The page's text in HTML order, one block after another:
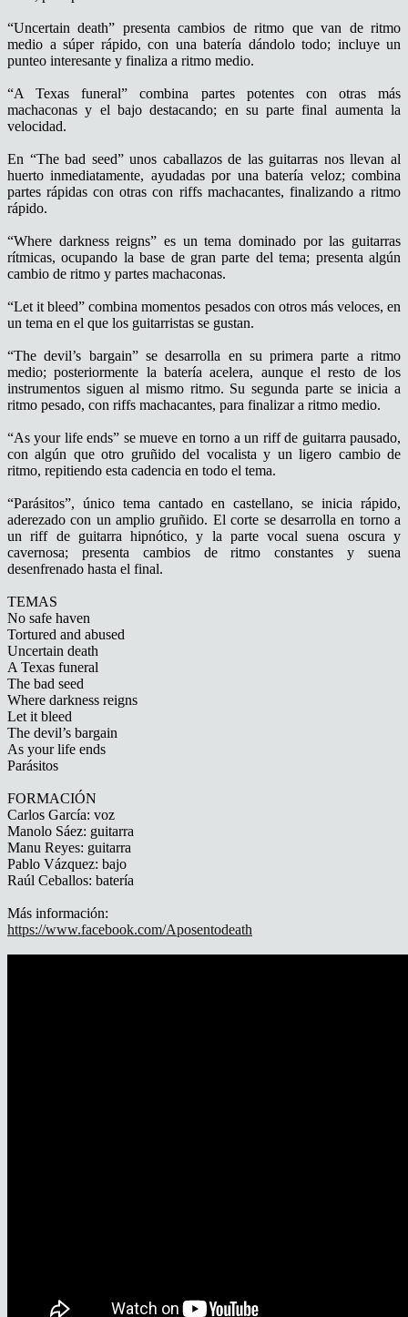
“Uncertain death” presenta cambios de ritmo que van de ritmo
medio a súper rápido, con una batería dándolo todo; incluye un
punteo interesante y finaliza a ritmo medio.
“A Texas funeral” combina partes potentes con otras más
machaconas y el bajo destacando; en su parte final aumenta la
velocidad.
En “The bad seed” unos caballazos de las guitarras nos llevan al
huerto inmediatamente, ayudadas por una batería veloz; combina
partes rápidas con otras con riffs machacantes, finalizando a ritmo
rápido.
“Where darkness reigns” es un tema dominado por las guitarras
rítmicas, ocupando la base de gran parte del tema; presenta algún
cambio de ritmo y partes machaconas.
“Let it bleed” combina momentos pesados con otros más veloces, en
un tema en el que los guitarristas se gustan.
“The devil’s bargain” se desarrolla en su primera parte a ritmo
medio; posteriormente la batería acelera, aunque el resto de los
instrumentos siguen al mismo ritmo. Su segunda parte se inicia a
ritmo pesado, con riffs machacantes, para finalizar a ritmo medio.
“As your life ends” se mueve en torno a un riff de guitarra pausado,
con algún que otro gruñido del vocalista y un ligero cambio de
ritmo, repitiendo esta cadencia en todo el tema.
“Parásitos”, único tema cantado en castellano, se inicia rápido,
aderezado con un amplio gruñido. El corte se desarrolla en torno a
un riff de guitarra hipnótico, y la parte vocal suena oscura y
cavernosa; presenta cambios de ritmo constantes y suena
desenfrenado hasta el final.
TEMAS
No safe haven
Tortured and abused
Uncertain death
A Texas funeral
The bad seed
Where darkness reigns
Let it bleed
The devil’s bargain
As your life ends
Parásitos
FORMACIÓN
Carlos García: voz
Manolo Sáez: guitarra
Manu Reyes: guitarra
Pablo Vázquez: bajo
Raúl Ceballos: batería
Más información:
https://www.facebook.com/Aposentodeath